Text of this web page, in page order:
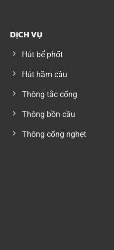
DỊCH VỤ
Hút bể phốt
Hút hầm cầu
Thông tắc cống
Thông bồn cầu
Thông cống nghẹt